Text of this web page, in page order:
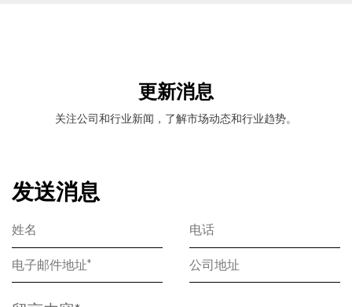
更新消息
关注公司和行业新闻，了解市场动态和行业趋势。
发送消息